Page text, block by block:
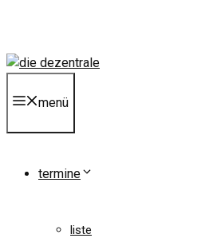
menü
termine
liste